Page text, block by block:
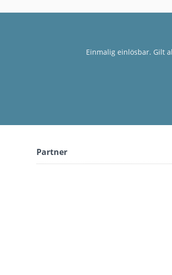
Einmalig einlösbar. Gilt
Partner